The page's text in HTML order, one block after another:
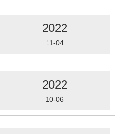
2022
11-04
2022
10-06